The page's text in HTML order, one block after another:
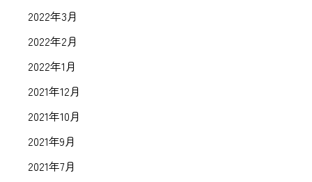
2022年3月
2022年2月
2022年1月
2021年12月
2021年10月
2021年9月
2021年7月